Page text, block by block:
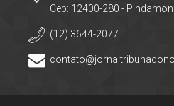
Cep: 12400-280 -
(12) 3644-2077